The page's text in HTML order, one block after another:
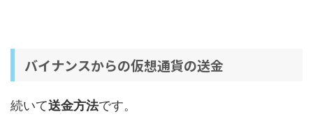
バイナンスからの仮想通貨の送金
続いて送金方法です。